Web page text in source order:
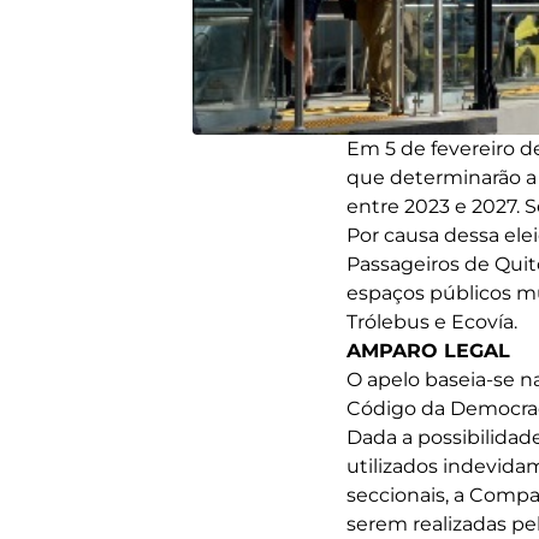
Em 5 de fevereiro
que determinarão
entre 2023 e 2027.
Por causa dessa
Passageiros de
espaços públicos
Trólebus e Ecovía.
AMPARO LEGAL
O apelo baseia-se
Código da
Dada a
utilizados
seccionais, a
serem realizadas